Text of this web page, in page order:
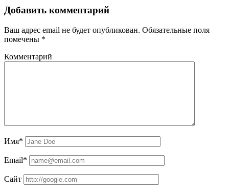
Добавить комментарий
Ваш адрес email не будет опубликован. Обязательные поля
помечены *
Комментарий
Имя*
Email*
Сайт